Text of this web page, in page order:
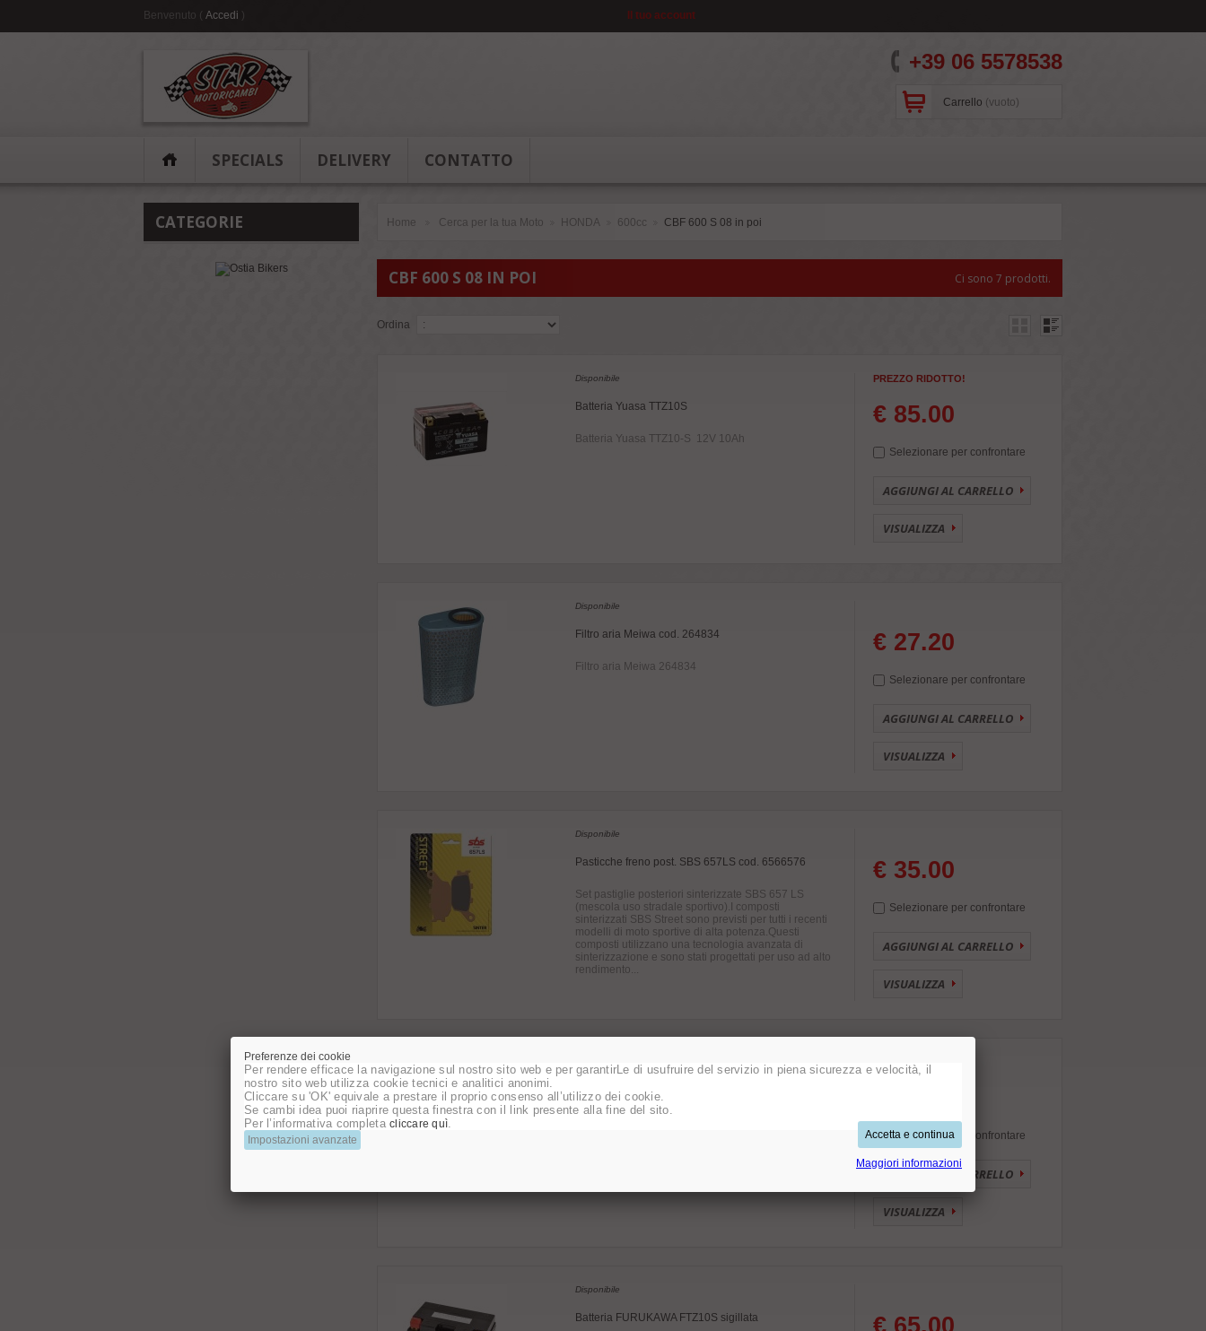
Carrello (vuoto)
Il tuo account
Benvenuto ( Accedi )
SPECIALS DELIVERY CONTATTO
+39 06 5578538
CATEGORIE Home Cerca per la tua Moto HONDA 600cc CBF 600 S 08 in poi
CBF 600 S 08 IN POI Ci sono 7 prodotti.
Ordina
Disponibile
Batteria Yuasa TTZ10S
Batteria Yuasa TTZ10-S 12V 10Ah
PREZZO RIDOTTO!
€ 85.00
Selezionare per confrontare
AGGIUNGI AL CARRELLO
VISUALIZZA
Disponibile
Filtro aria Meiwa cod. 264834
Filtro aria Meiwa 264834
€ 27.20
Selezionare per confrontare
AGGIUNGI AL CARRELLO
VISUALIZZA
Disponibile
Pasticche freno post. SBS 657LS cod. 6566576
Set pastiglie posteriori sinterizzate SBS 657 LS
(mescola uso stradale sportivo).I composti
sinterizzati SBS Street sono previsti per tutti i recenti
modelli di moto sportive di alta potenza.Questi
composti utilizzano una tecnologia avanzata di
sinterizzazione e sono stati progettati per uso ad alto
rendimento...
€ 35.00
Selezionare per confrontare
AGGIUNGI AL CARRELLO
VISUALIZZA
Relè Teleruttore avviamento cod. 178760
Selezionare per confrontare
AGGIUNGI AL CARRELLO
VISUALIZZA
Disponibile
Batteria FURUKAWA FTZ10S sigillata € 65.00
Preferenze dei cookie
Per rendere efficace la navigazione sul nostro sito web e per garantirLe di usufruire del servizio in piena sicurezza e velocità, il
nostro sito web utilizza cookie tecnici e analitici anonimi.
Cliccare su 'OK' equivale a prestare il proprio consenso all’utilizzo dei cookie.
Se cambi idea puoi riaprire questa finestra con il link presente alla fine del sito.
Per l’informativa completacliccare quì.
Maggiori informazioni